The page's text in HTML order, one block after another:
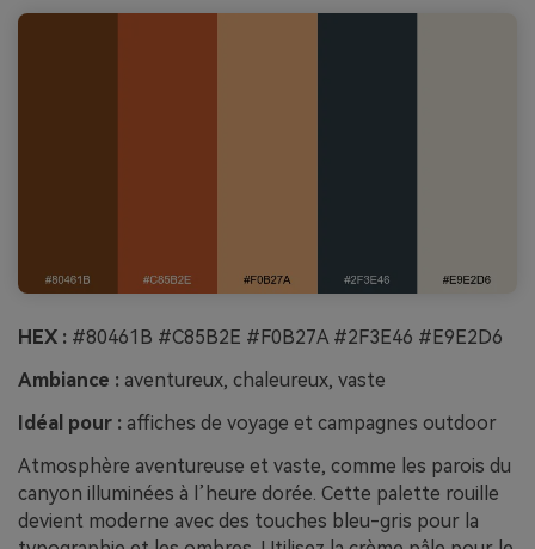
HEX : #80461B #C85B2E #F0B27A #2F3E46 #E9E2D6
Ambiance : aventureux, chaleureux, vaste
Idéal pour : affiches de voyage et campagnes outdoor
Atmosphère aventureuse et vaste, comme les parois du
canyon illuminées à l’heure dorée. Cette palette rouille
devient moderne avec des touches bleu-gris pour la